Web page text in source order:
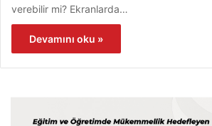
verebilir mi? Ekranlarda…
Devamını oku »